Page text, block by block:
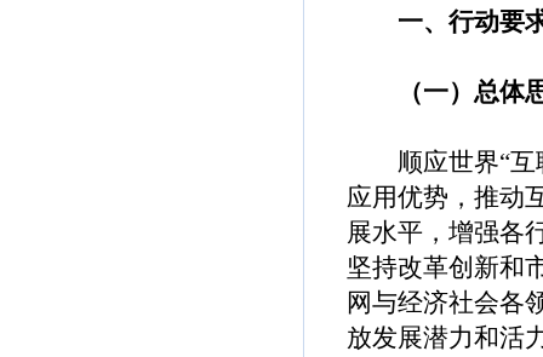
一、行动要
（一）总体
顺应世界“互
应用优势，推动
展水平，增强各
坚持改革创新和
网与经济社会各
放发展潜力和活